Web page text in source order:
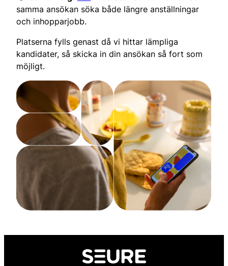
samma ansökan söka både längre anställningar
och inhopparjobb.
Platserna fylls genast då vi hittar lämpliga
kandidater, så skicka in din ansökan så fort som
möjligt.